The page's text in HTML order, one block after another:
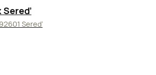
Sereď
Sereď